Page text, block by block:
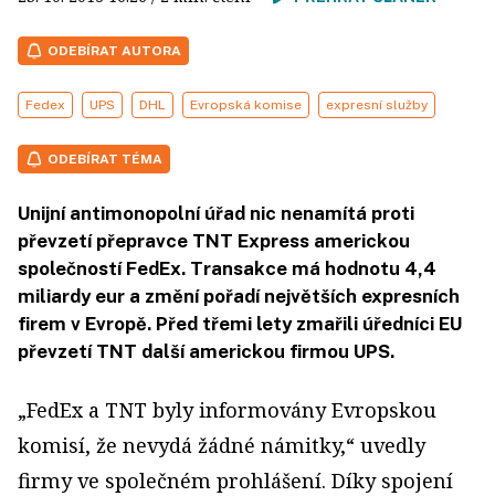
ODEBÍRAT AUTORA
Fedex UPS DHL Evropská komise expresní služby
ODEBÍRAT TÉMA
Unijní antimonopolní úřad nic nenamítá proti
převzetí přepravce TNT Express americkou
společností FedEx. Transakce má hodnotu 4,4
miliardy eur a změní pořadí největších expresních
firem v Evropě. Před třemi lety zmařili úředníci EU
převzetí TNT další americkou firmou UPS.
„FedEx a TNT byly informovány Evropskou
komisí, že nevydá žádné námitky,“ uvedly
firmy ve společném prohlášení. Díky spojení